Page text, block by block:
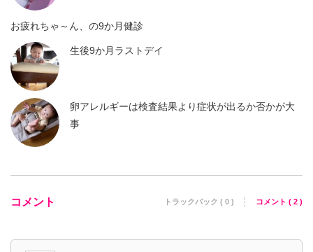
お疲れちゃ～ん、の9か月健診
生後9か月ラストデイ
卵アレルギーは検査結果より症状が出るか否かが大
事
コメント トラックバック ( 0 ) コメント ( 2 )